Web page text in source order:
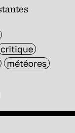
critique
météores